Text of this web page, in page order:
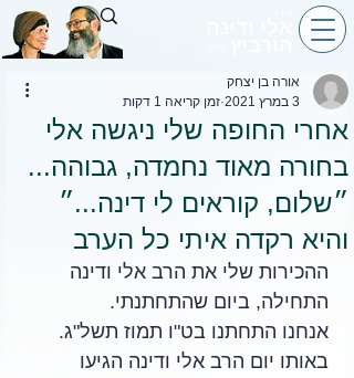
אחרי החופה שלי ניגשה אלי
בחורה מאוד נחמדה, גבוהה...
״שלום, קוראים לי דינה...״
והיא רקדה איתי כל הערב
אורה בן יצחק
3 במרץ 2021
זמן קריאה 1 דקות
ההכירות שלי את הרב אלי ודינה
התחילה, ביום שהתחתנתי.
אנחנו התחתנו בט"ו תמוז תשל"ג.
באותו יום הרב אלי ודינה הגיעו